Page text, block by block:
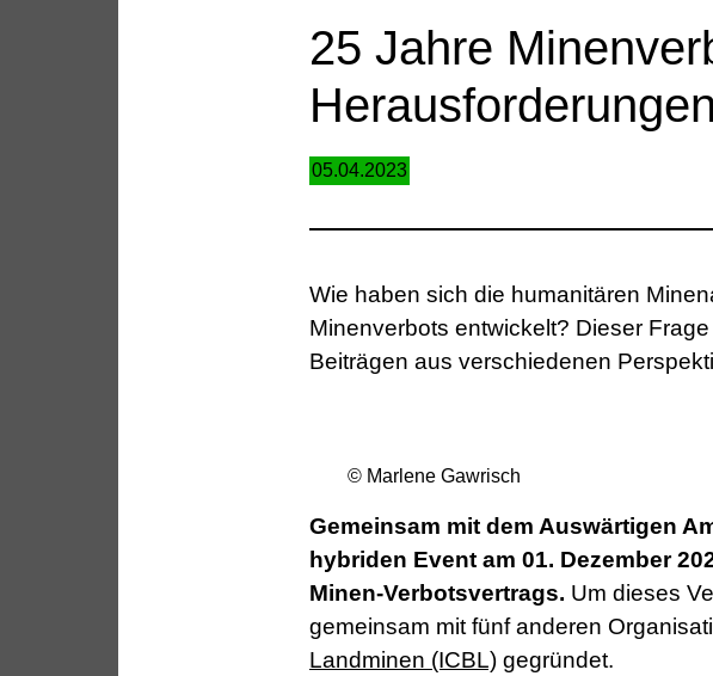
25 Jahre
05.04.2023
Wie haben sich die humanitären
Minenverbots entwickelt? Dieser
Beiträgen aus verschiedenen
© Marlene Gawrisch
Gemeinsam mit dem Auswärtigen
hybriden Event am 01. Dezember
Minen-Verbotsvertrags. Um dieses
gemeinsam mit fünf anderen
Landminen (ICBL) gegründet.